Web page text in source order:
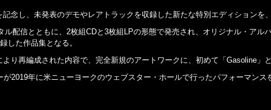
念し、未発表のデモやレアトラックを収録した新たな特別エディションを
ル配信とともに、2枚組CDと3枚組LPの形態で発売され、オリジナル・アル
した作品集となる。
り再編成された内容で、完全新規のアートワークに、初めて「Gasoline」
2019年に米ニューヨークのウェブスター・ホールで行ったパフォーマン